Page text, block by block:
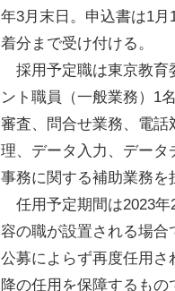
年3月末日。申込書は1月
着分まで受け付ける。
採用予定職は東京教育
ント職員（一般業務）1
審査、問合せ業務、電話
理、データ入力、デー
事務に関する補助業務を
任用予定期間は2023年
容の職が設置される場合
公募によらず再度任用さ
降の任用を保障するもの